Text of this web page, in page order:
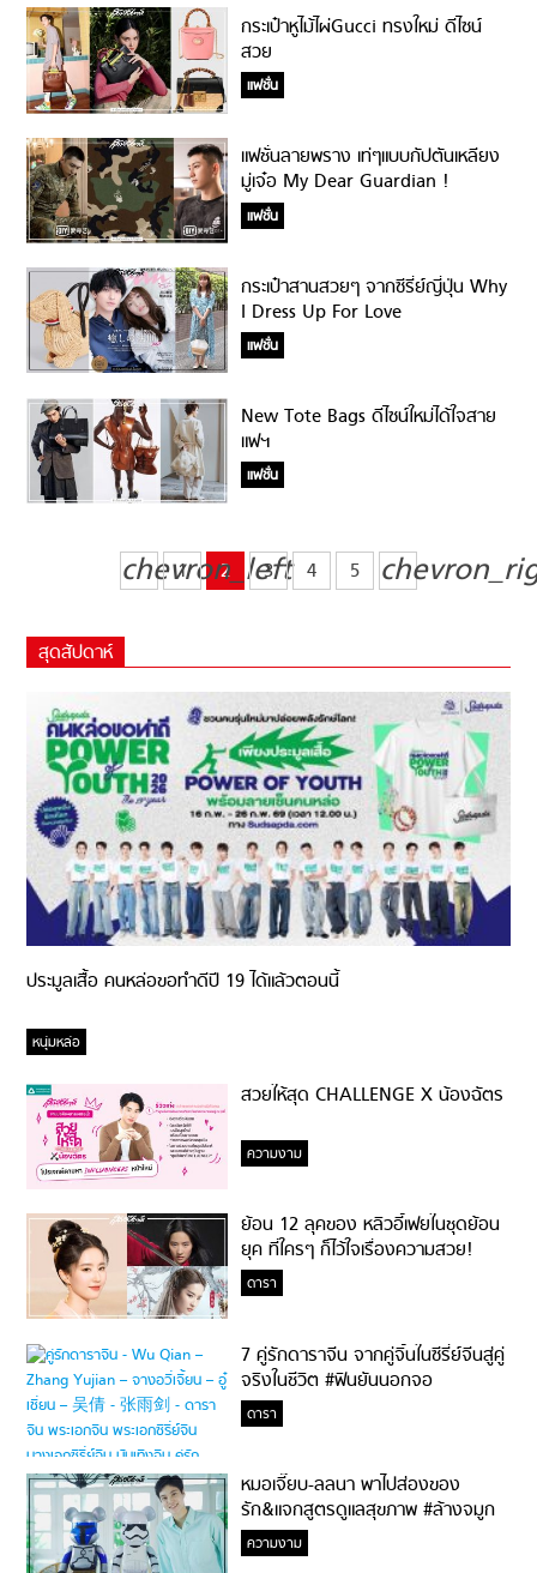
กระเป๋าหูไม้ไผ่Gucci ทรงใหม่ ดีไซน์
สวย
แฟชั่น
แฟชั่นลายพราง เท่ๆแบบกัปตันเหลียง
มู่เจ๋อ My Dear Guardian !
แฟชั่น
กระเป๋าสานสวยๆ จากซีรี่ย์ญี่ปุ่น Why
I Dress Up For Love
แฟชั่น
New Tote Bags ดีไซน์ใหม่ได้ใจสาย
แฟฯ
แฟชั่น
chevron_left
1 2 3 4 5
สุดสัปดาห์
ประมูลเสื้อ คนหล่อขอทำดีปี 19 ได้แล้วตอนนี้
หนุ่มหล่อ
สวยให้สุด CHALLENGE X น้องฉัตร
ความงาม
ย้อน 12 ลุคของ หลิวอี้เฟยในชุดย้อน
ยุค ที่ใครๆ ก็ไว้ใจเรื่องความสวย!
ดารา
7 คู่รักดาราจีน จากคู่จิ้นในซีรี่ย์จีนสู่คู่
จริงในชีวิต #ฟินยันนอกจอ
ดารา
หมอเจี๊ยบ-ลลนา พาไปส่องของ
รัก&แจกสูตรดูแลสุขภาพ #ล้างจมูก
ไม่ยากจะสอนให้
ความงาม